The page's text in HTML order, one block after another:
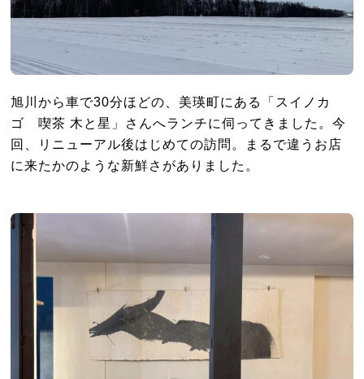
旭川から車で30分ほどの、美瑛町にある「スイノカ
ゴ 喫茶 木と星」さんへランチに伺ってきました。今
回、リニューアル後はじめての訪問。まるで違うお店
に来たかのような新鮮さがありました。